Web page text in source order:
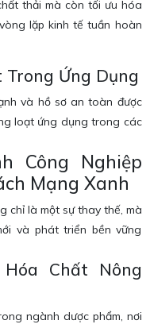
thải mà còn tối ưu hóa
lặp kinh tế tuần hoàn
Ứng Dụng
và hồ sơ an toàn được
loạt ứng dụng trong các
Công Nghiệp
Mạng Xanh
chỉ là một sự thay thế, mà
và phát triển bền vững
Chất Nông
ngành dược phẩm, nơi